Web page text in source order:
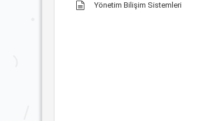
Yönetim Bilişim Sistemleri